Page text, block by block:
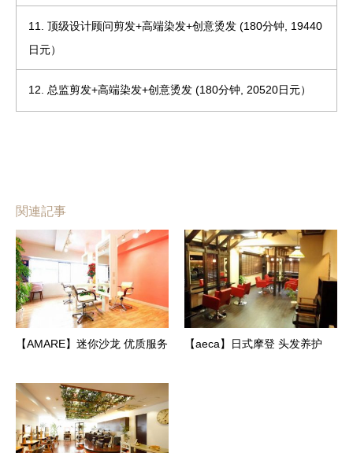
11. 顶级设计顾问剪发+高端染发+创意烫发 (180分钟, 19440
日元）
12. 总监剪发+高端染发+创意烫发 (180分钟, 20520日元）
関連記事
【AMARE】迷你沙龙 优质服务 【aeca】日式摩登 头发养护